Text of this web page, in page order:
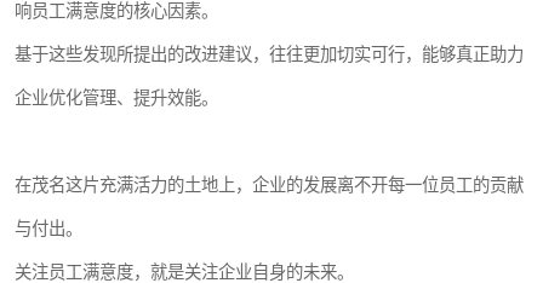
响员工满意度的核心因素。
基于这些发现所提出的改进建议，往往更加切实可行，能够真正助力
企业优化管理、提升效能。
在茂名这片充满活力的土地上，企业的发展离不开每一位员工的贡献
与付出。
关注员工满意度，就是关注企业自身的未来。